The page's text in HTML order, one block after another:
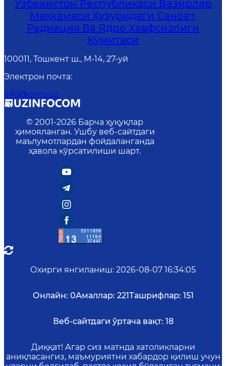
Ўзбекистон Республикаси Вазирлар
Маҳкамаси Ҳузуридаги Саноат,
Радиация Ва Ядро Хавфсизлиги
Қўмитаси
100011, Тошкент ш., М-14, 27-уй
Электрон почта:
info@cirns.uz.
© 2001-2026 Барча ҳуқуқлар
ҳимояланган. Ушбу веб-сайтдаги
маълумотлардан фойдаланганда
ҳавола кўрсатилиши шарт.
Охирги янгиланиш: 2026-08-07 16:34:05
Онлайн: 0Амаллар: 221Ташрифлар: 151
Веб-сайтдаги ўртача вақт: 18
Диққат! Агар сиз матнда хатоликларни
аниқласангиз, маъмуриятни хабардор қилиш учун